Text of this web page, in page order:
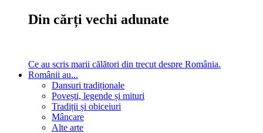
Din cărți vechi adunate
Ce au scris marii călători din trecut despre România.
Românii au...
Dansuri tradiționale
Povești, legende și mituri
Tradiții și obiceiuri
Mâncare
Alte arte